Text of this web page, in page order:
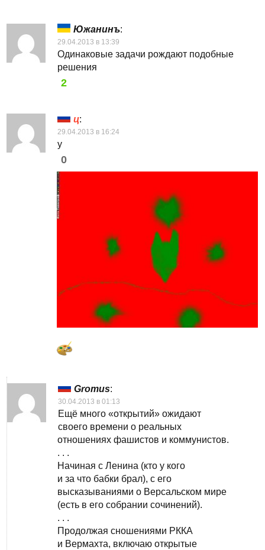
Южанинъ:
29.04.2013 в 13:39
Одинаковые задачи рождают подобные
решения
2
ц:
29.04.2013 в 16:24
у
0
Gromus:
30.04.2013 в 01:13
Ещё много «открытий» ожидают
своего времени о реальных
отношениях фашистов и коммунистов.
. . .
Начиная с Ленина (кто у кого
и за что бабки брал), с его
высказываниями о Версальском мире
(есть в его собрании сочинений).
. . .
Продолжая сношениями РККА
и Вермахта, включаю открытые